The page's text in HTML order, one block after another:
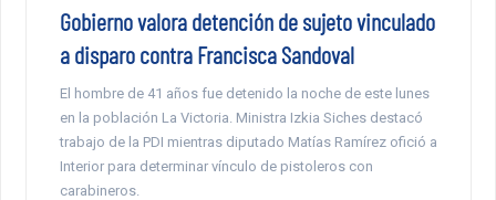
Gobierno valora detención de sujeto vinculado
a disparo contra Francisca Sandoval
El hombre de 41 años fue detenido la noche de este lunes
en la población La Victoria. Ministra Izkia Siches destacó
trabajo de la PDI mientras diputado Matías Ramírez ofició a
Interior para determinar vínculo de pistoleros con
carabineros.